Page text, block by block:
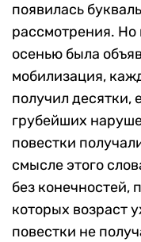
появилась
рассмотрения. Но
осенью была
мобилизация,
получил десятки,
грубейших
повестки
смысле этого
без конечностей,
которых возраст
повестки не